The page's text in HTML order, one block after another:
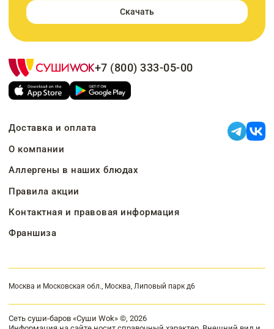
Скачать
+7 (800) 333-05-00
Доставка и оплата
О компании
Аллергены в наших блюдах
Правила акции
Контактная и правовая информация
Франшиза
Москва и Московская обл., Москва, Липовый парк д6
Сеть суши-баров «Суши Wok» ©, 2026